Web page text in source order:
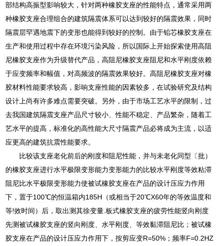
部结构高振型影响较大，针对两种橡胶支座的性能特点，通常采用两
种橡胶支座合理组合的建筑隔震体系可以达到较好的隔震效果，同时
隔震层罕遇地震下的变形也能得到较好的控制。由于铅芯橡胶支座在
生产和使用过程中存在环境污染风险，所以国际上开始探索使用高阻
尼橡胶支座作为升级替代产品，高阻尼橡胶支座阻尼和水平刚度依赖
于应变频率和幅值，对高频波的隔震效果较好。高阻尼橡胶支座对橡
胶材料性能要求较高，影响支座性能的因素较多，在试验研究及结构
设计上尚有许多难点需要突破。另外，由于市场工艺水平的限制，过
去我国建筑隔震支座产品尺寸较小、性能不稳定、产品繁杂，随着工
艺水平的提高，标准化的高性能大尺寸隔震产品必将成为主流，以适
应更高的建筑抗震性能要求。
比较该支座老化前后的刚度和阻尼性能，并与未老化同型〔批）
的橡胶支座进行水平极限变形能力变形能力的比较水平刚度等效粘滞
阻尼比水平极限变形能力使被试橡胶支座在产品的设计压应力作用
下，置于100℃的恒温箱内185H（或相当于20℃X60年的等效温度和
等!效时间）后，取出测其徐变量.板式橡胶支座的疲劳性能竖向刚度
先测被试橡胶支座的竖向刚度、水平刚度、等效黏滞阻尼比；被试橡
胶支座在产品的设计压应力作用下，按剪应变R=50%；频率F=0.2HZ